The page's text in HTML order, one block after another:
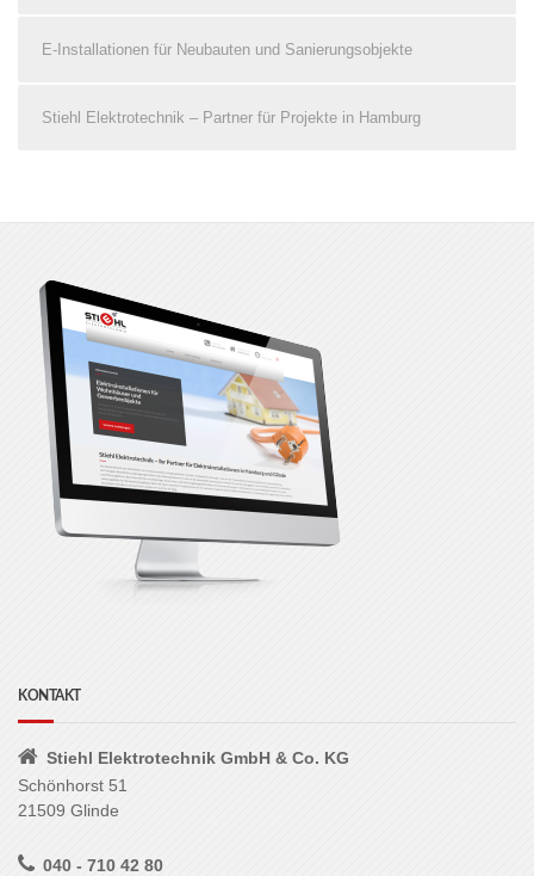
E-Installationen für Neubauten und Sanierungsobjekte
Stiehl Elektrotechnik – Partner für Projekte in Hamburg
KONTAKT
Stiehl Elektrotechnik GmbH & Co. KG
Schönhorst 51
21509 Glinde
040 - 710 42 80